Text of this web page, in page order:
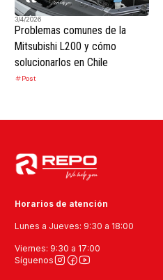
3/4/2026
Problemas comunes de la
Mitsubishi L200 y cómo
solucionarlos en Chile
Post
Horarios de atención
Lunes a Jueves: 9:30 a 18:00
Viernes: 9:30 a 17:00
Síguenos